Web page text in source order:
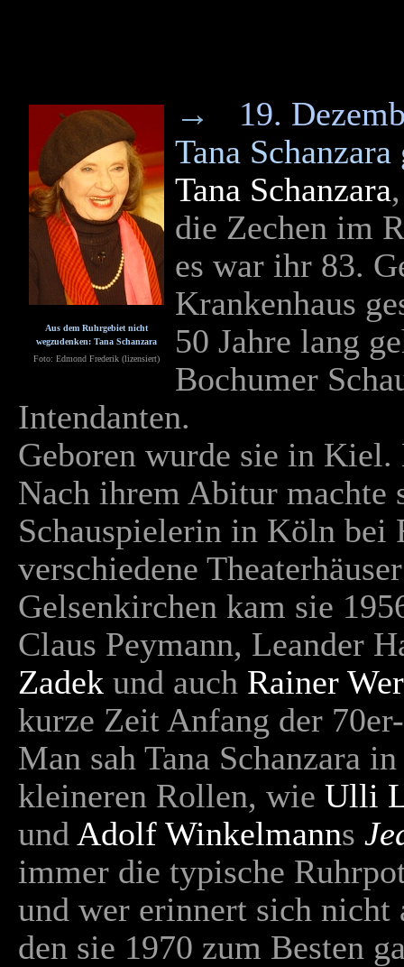
Aus dem Ruhrgebiet nicht
wegzudenken: Tana Schanzara
Foto: Edmond Frederik (lizensiert)
→
19.
Tana
Tana Schanzara
die Zechen im
es war ihr 83.
Krankenhaus
50 Jahre lang
Bochumer
Intendanten.
Geboren wurde sie in Kiel.
Nach ihrem Abitur machte
Schauspielerin in Köln bei
verschiedene
Gelsenkirchen kam sie
Claus Peymann, Leander
Zadek und auch Rainer
kurze Zeit Anfang der
Man sah Tana Schanzara
kleineren Rollen, wie Ulli
und Adolf Winkelmanns
immer die typische
und wer erinnert sich nicht
den sie 1970 zum Besten